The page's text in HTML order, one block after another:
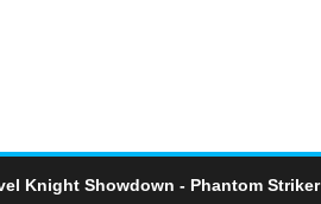
Knight Showdown - Phantom Striker